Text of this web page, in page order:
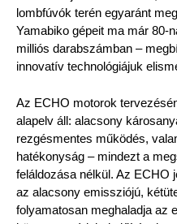
lombfúvók terén egyaránt
Yamabiko gépeit ma már 80-
milliós darabszámban –
innovatív technológiájuk
Az ECHO motorok
alapelv áll: alacsony
rezgésmentes működés,
hatékonyság – mindezt a
feláldozása nélkül. Az ECHO
az alacsony emissziójú,
folyamatosan meghaladja az